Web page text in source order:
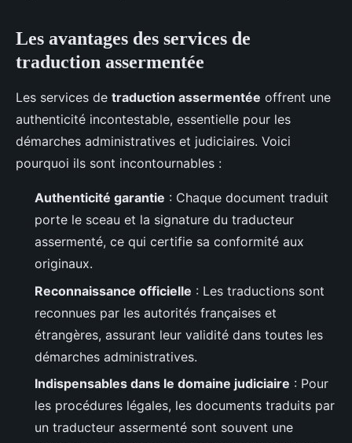
Les avantages des services de
traduction assermentée
Les services de traduction assermentée offrent une
authenticité incontestable, essentielle pour les
démarches administratives et judiciaires. Voici
pourquoi ils sont incontournables :
Authenticité garantie : Chaque document traduit
porte le sceau et la signature du traducteur
assermenté, ce qui certifie sa conformité aux
originaux.
Reconnaissance officielle : Les traductions sont
reconnues par les autorités françaises et
étrangères, assurant leur validité dans toutes les
démarches administratives.
Indispensables dans le domaine judiciaire : Pour
les procédures légales, les documents traduits par
un traducteur assermenté sont souvent une